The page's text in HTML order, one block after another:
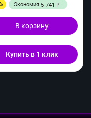
Экономия 5 741 ₽
В корзину
Купить в 1 клик